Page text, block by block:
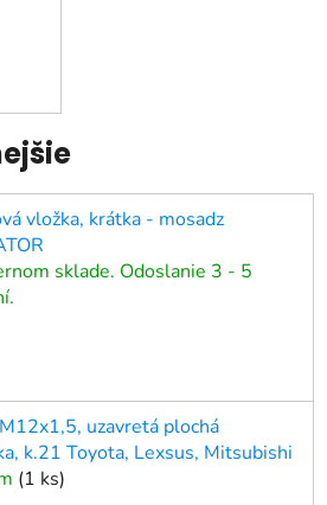
vložka, krátka - mosadz
sklade. Odoslanie 3 - 5
uzavretá plochá
k.21 Toyota, Lexsus, Mitsubishi
(1 ks)